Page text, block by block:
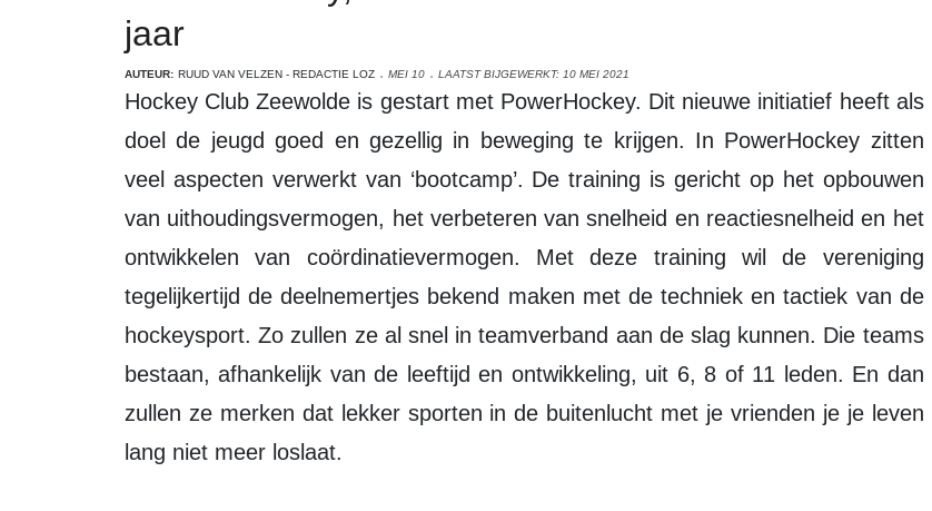
jaar
AUTEUR: RUUD VAN VELZEN - REDACTIE LOZ MEI 10 LAATST BIJGEWERKT: 10 MEI 2021
Hockey Club Zeewolde is gestart met PowerHockey. Dit nieuwe initiatief heeft als
doel de jeugd goed en gezellig in beweging te krijgen. In PowerHockey zitten
veel aspecten verwerkt van ‘bootcamp’. De training is gericht op het opbouwen
van uithoudingsvermogen, het verbeteren van snelheid en reactiesnelheid en het
ontwikkelen van coördinatievermogen. Met deze training wil de vereniging
tegelijkertijd de deelnemertjes bekend maken met de techniek en tactiek van de
hockeysport. Zo zullen ze al snel in teamverband aan de slag kunnen. Die teams
bestaan, afhankelijk van de leeftijd en ontwikkeling, uit 6, 8 of 11 leden. En dan
zullen ze merken dat lekker sporten in de buitenlucht met je vrienden je je leven
lang niet meer loslaat.